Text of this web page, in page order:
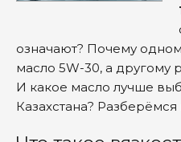
означают? Почему
масло 5W-30, а другому
И какое масло лучше
Казахстана?